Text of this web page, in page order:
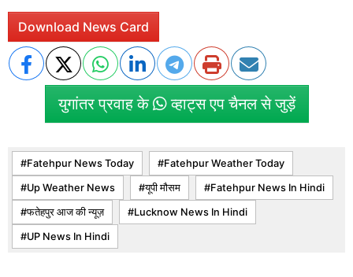
Download News Card
युगांतर प्रवाह के व्हाट्स एप चैनल से जुड़ें
Fatehpur News Today Fatehpur Weather Today
Up Weather News यूपी मौसम Fatehpur News In Hindi
फतेहपुर आज की न्यूज़ Lucknow News In Hindi
UP News In Hindi